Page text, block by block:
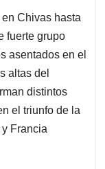
Chivas hasta
fuerte grupo
asentados en el
altas del
distintos
el triunfo de la
Francia